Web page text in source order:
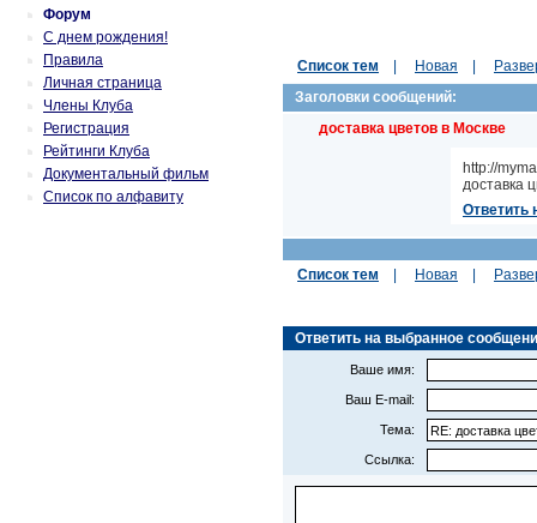
Форум
С днем рождения!
Правила
Личная страница
Члены Клуба
Регистрация
Рейтинги Клуба
Документальный фильм
Список по алфавиту
Список тем Новая
Заголовки сообщений:
доставка цветов в Москве
http://
доставка
Ответить
Список тем Новая
Ответить на выбранное
Ваше имя:
Ваш E-mail:
Тема:
Ссылка: